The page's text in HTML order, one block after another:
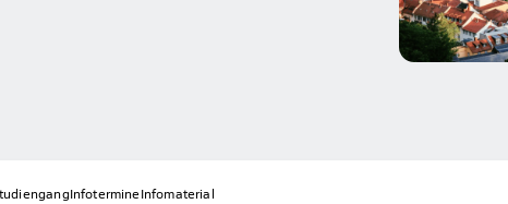
InfotermineInfomaterial